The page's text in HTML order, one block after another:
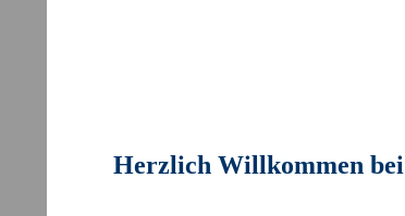
Herzlich Willkommen bei